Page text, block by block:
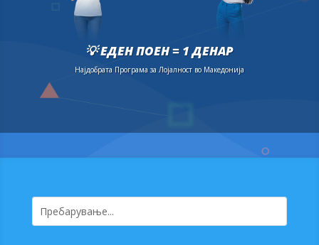
💡 ЕДЕН ПОЕН = 1 ДЕНАР
Најдобрата Програма за Лојалност во Македонија